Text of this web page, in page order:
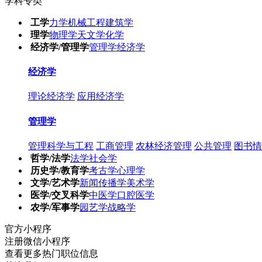
工学力学机械工程建筑学
理学物理学天文学化学
经济学/管理学管理学经济学
经济学
理论经济学 应用经济学
管理学
管理科学与工程 工商管理 农林经济管理 公共管理 图书
哲学/法学法学社会学
历史学/教育学考古学心理学
文学/艺术学新闻传播学美术学
医学/交叉科学中医学口腔医学
农学/军事学园艺学战略学
官方小程序
注册微信小程序
查看更多热门职位信息